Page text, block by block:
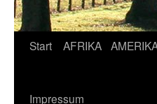
Start AFRIKA
Impressum